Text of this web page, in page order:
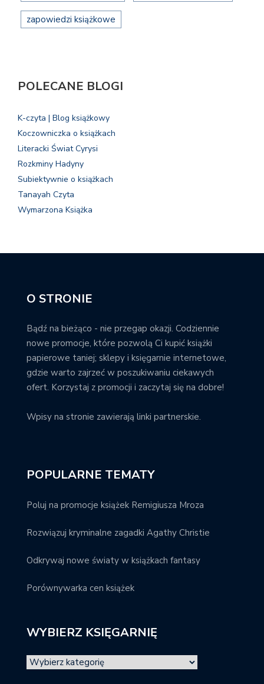
zapowiedzi książkowe
POLECANE BLOGI
K-czyta | Blog książkowy
Koczowniczka o książkach
Literacki Świat Cyrysi
Rozkminy Hadyny
Subiektywnie o książkach
Tanayah Czyta
Wymarzona Książka
O STRONIE
Bądź na bieżąco - nie przegap okazji. Codziennie
nowe promocje, które pozwolą Ci kupić książki
papierowe taniej; sklepy i księgarnie internetowe,
gdzie warto zajrzeć w poszukiwaniu ciekawych
ofert. Korzystaj z promocji i zaczytaj się na dobre!
Wpisy na stronie zawierają linki partnerskie.
POPULARNE TEMATY
Poluj na promocje książek Remigiusza Mroza
Rozwiązuj kryminalne zagadki Agathy Christie
Odkrywaj nowe światy w książkach fantasy
Porównywarka cen książek
WYBIERZ KSIĘGARNIĘ